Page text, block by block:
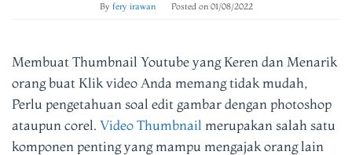
By fery irawan Posted on 01/08/2022
Membuat Thumbnail Youtube yang Keren dan Menarik
orang buat Klik video Anda memang tidak mudah,
Perlu pengetahuan soal edit gambar dengan photoshop
ataupun corel. Video Thumbnail merupakan salah satu
komponen penting yang mampu mengajak orang lain